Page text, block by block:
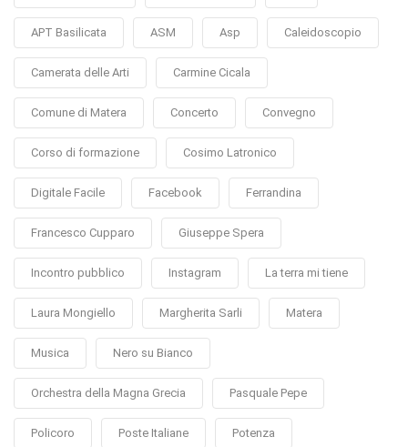
APT Basilicata ASM Asp Caleidoscopio
Camerata delle Arti Carmine Cicala
Comune di Matera Concerto Convegno
Corso di formazione Cosimo Latronico
Digitale Facile Facebook Ferrandina
Francesco Cupparo Giuseppe Spera
Incontro pubblico Instagram La terra mi tiene
Laura Mongiello Margherita Sarli Matera
Musica Nero su Bianco
Orchestra della Magna Grecia Pasquale Pepe
Policoro Poste Italiane Potenza